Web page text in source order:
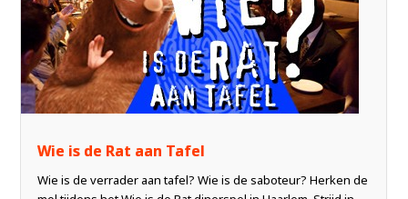
Wie is de Rat aan Tafel
Wie is de verrader aan tafel? Wie is de saboteur? Herken de